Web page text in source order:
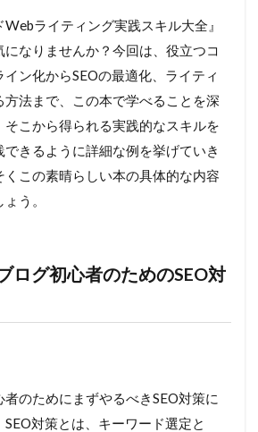
ライティング実践スキル大全』
なりませんか？今回は、役立つコ
ン化からSEOの最適化、ライティ
方法まで、この本で学べることを深
こから得られる実践的なスキルを
きるように詳細な例を挙げていき
くこの素晴らしい本の具体的な内容
う。
ログ初心者のためのSEO対
のためにまずやるべきSEO対策に
対策とは、キーワード選定と